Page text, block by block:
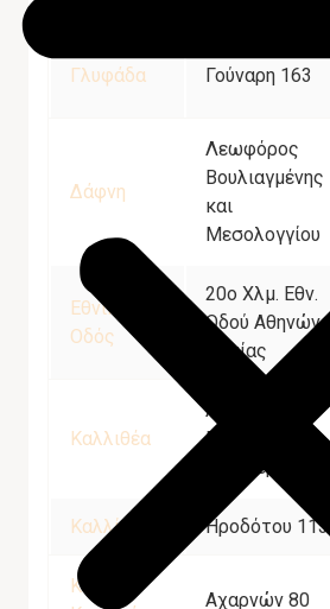
Γλυφάδα Γούναρη 163
Δάφνη
Λεωφόρος
Βουλιαγμένης
και
Μεσολογγίου
Εθνική
Οδός
20ο Χλμ. Εθν.
Οδού Αθηνών –
Λαμίας
Καλλιθέα
Λεωφόρος
Βενιζέλου
Ελευθερίου 284
Καλλίπολη Ηροδότου 113
Κάτω
Αχαρνών 80